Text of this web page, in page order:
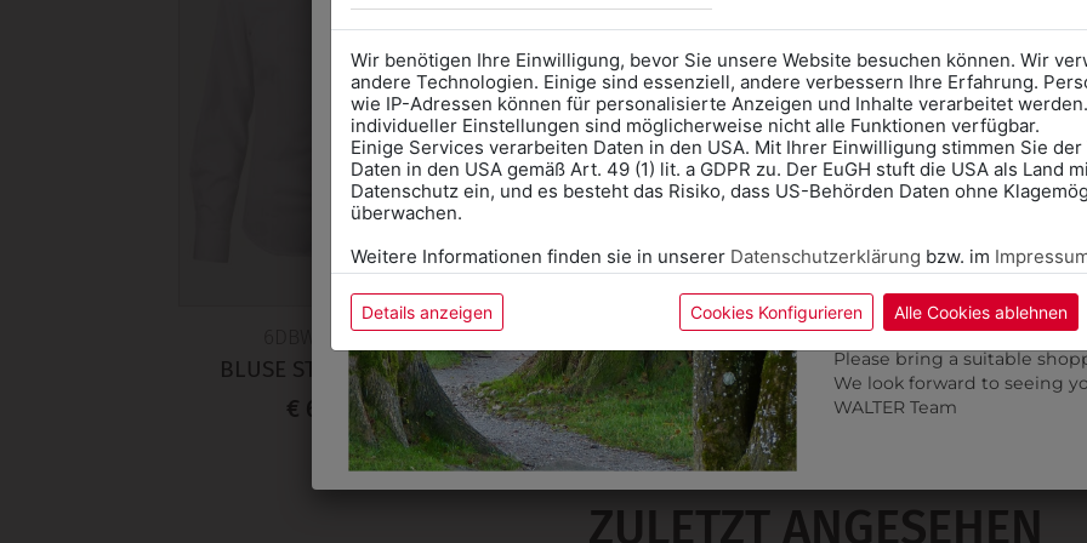
6DBW18WELA
BLUSE STEHKRAGEN
€ 69,90
6DBW5439110
KELCHKRAGENBLUSE
€ 79,90
302732100
BLUSE LANGARM
€ 55,90
ZULETZT ANGESEHEN
Wir benötigen Ihre Einwilligung, bevor Sie unsere Website besuchen können. Wir
andere Technologien. Einige sind essenziell, andere verbessern Ihre Erfahrung.
wie IP-Adressen können für personalisierte Anzeigen und Inhalte verarbeitet
individueller Einstellungen sind möglicherweise nicht alle Funktionen verfügbar.
Einige Services verarbeiten Daten in den USA. Mit Ihrer Einwilligung stimmen Sie
Daten in den USA gemäß Art. 49 (1) lit. a GDPR zu. Der EuGH stuft die USA als Land
Datenschutz ein, und es besteht das Risiko, dass US-Behörden Daten ohne
überwachen.
Weitere Informationen finden sie in unserer Datenschutzerklärung bzw. im
Details anzeigen Cookies Konfigurieren Alle Cookies ablehnen
AnprobeVorort im
das Kalendersymbol.
Ohne Termin kann es zu
Bitte nehmen Sie eine
für Ihren Einkauf mit.
Wir freuen uns - Das
correct school.
calendar icon.
Without an appointment,
Please bring a suitable
We look forward to seeing
WALTER Team